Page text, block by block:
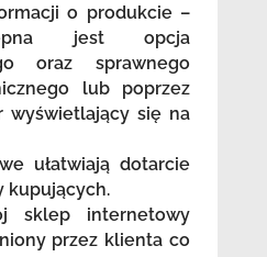
o produkcie –
jest opcja
oraz sprawnego
lub poprzez
wyświetlający się na
ułatwiają dotarcie
kupujących.
sklep internetowy
przez klienta co